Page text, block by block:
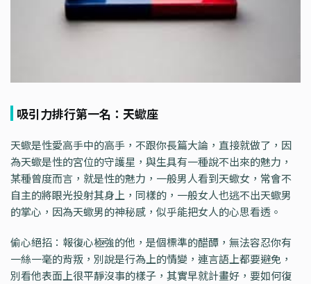
吸引力排行第一名：天蠍座
天蠍是性愛高手中的高手，不跟你長篇大論，直接就做了，因
為天蠍是性的宮位的守護星，與生具有一種說不出來的魅力，
某種曾度而言，就是性的魅力，一般男人看到天蠍女，常會不
自主的將眼光投射其身上，同樣的，一般女人也逃不出天蠍男
的掌心，因為天蠍男的神秘感，似乎能把女人的心思看透。
偷心絕招：報復心極強的他，是個標準的醋醰，無法容忍你有
一絲一毫的背叛，別說是行為上的情變，連言語上都要避免，
別看他表面上很平靜沒事的樣子，其實早就計畫好，要如何復